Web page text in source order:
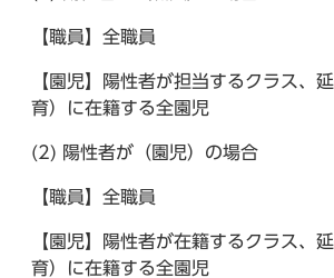
【職員】全職員
【園児】陽性者が担当するクラス、
育）に在籍する全園児
(2) 陽性者が（園児）の場合
【職員】全職員
【園児】陽性者が在籍するクラス、
育）に在籍する全園児